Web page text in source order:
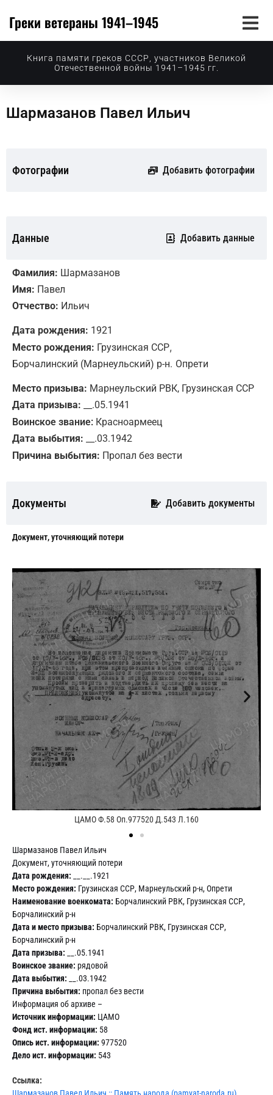
Греки ветераны 1941–1945
Книга памяти греков СССР, участников Великой
Отечественной войны 1941–1945 гг.
Шармазанов Павел Ильич
Фотографии Добавить фотографии
Данные Добавить данные
Фамилия: Шармазанов
Имя: Павел
Отчество: Ильич
Дата рождения: 1921
Место рождения: Грузинская ССР,
Борчалинский (Марнеульский) р-н. Опрети
Место призыва: Марнеульский РВК, Грузинская ССР
Дата призыва: __.05.1941
Воинское звание: Красноармеец
Дата выбытия: __.03.1942
Причина выбытия: Пропал без вести
Документы Добавить документы
Документ, уточняющий потери
ЦАМО Ф.58 Оп.977520 Д.543 Л.160
Шармазанов Павел Ильич
Документ, уточняющий потери
Дата рождения: __.__.1921
Место рождения: Грузинская ССР, Марнеульский р-н, Опрети
Наименование военкомата: Борчалинский РВК, Грузинская ССР,
Борчалинский р-н
Дата и место призыва: Борчалинский РВК, Грузинская ССР,
Борчалинский р-н
Дата призыва: __.05.1941
Воинское звание: рядовой
Дата выбытия: __.03.1942
Причина выбытия: пропал без вести
Информация об архиве –
Источник информации: ЦАМО
Фонд ист. информации: 58
Опись ист. информации: 977520
Дело ист. информации: 543
Ссылка:
Шармазанов Павел Ильич :: Память народа (pamyat-naroda.ru)